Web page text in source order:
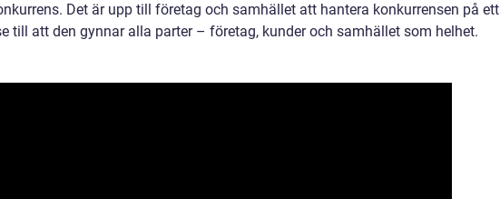
Det är upp till företag och samhället att hantera konkurrensen på ett
till att den gynnar alla parter – företag, kunder och samhället som helhet.